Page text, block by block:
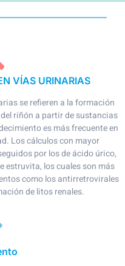
VÍAS URINARIAS
se refieren a la formación
riñón a partir de sustancias
es más frecuente en
Los cálculos con mayor
por los de ácido úrico,
estruvita, los cuales son más
como los antirretrovirales
de litos renales.